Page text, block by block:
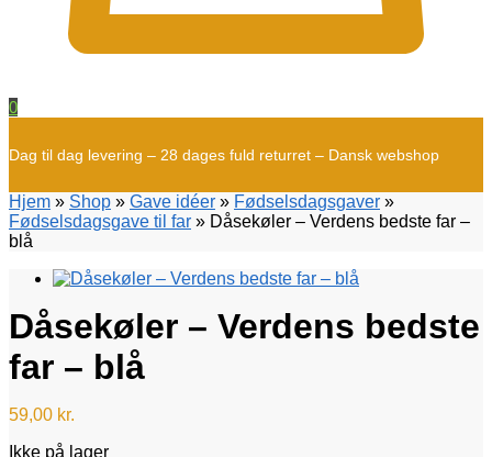
0
Dag til dag levering – 28 dages fuld returret – Dansk webshop
Hjem » Shop » Gave idéer » Fødselsdagsgaver »
Fødselsdagsgave til far » Dåsekøler – Verdens bedste far –
blå
Dåsekøler – Verdens bedste
far – blå
59,00 kr.
Ikke på lager